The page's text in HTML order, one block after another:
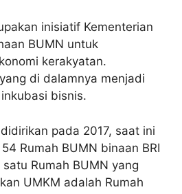
inisiatif Kementerian
BUMN untuk
kerakyatan.
di dalamnya menjadi
bisnis.
pada 2017, saat ini
Rumah BUMN binaan BRI
Rumah BUMN yang
UMKM adalah Rumah